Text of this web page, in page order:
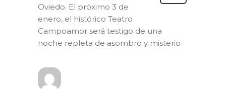
Oviedo. El próximo 3 de
enero, el histórico Teatro
Campoamor será testigo de una
noche repleta de asombro y misterio